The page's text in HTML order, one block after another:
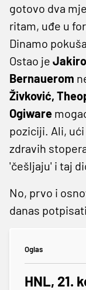
gotovo dva
ritam, uđe u
Dinamo
Ostao je
Bernauerom
Živković,
Ogiware
poziciji. Ali,
zdravih
'češljaju' i taj
No, prvo i
danas
Oglas
HNL, 21.